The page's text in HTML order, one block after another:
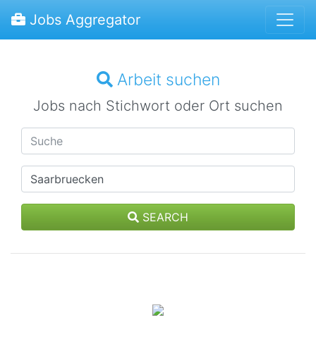
Jobs Aggregator
Arbeit suchen
Jobs nach Stichwort oder Ort suchen
SEARCH